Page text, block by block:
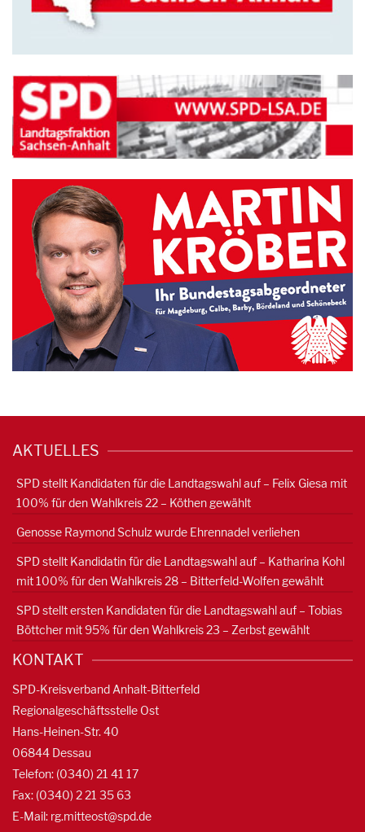
AKTUELLES
SPD stellt Kandidaten für die Landtagswahl auf – Felix Giesa mit
100% für den Wahlkreis 22 – Köthen gewählt
Genosse Raymond Schulz wurde Ehrennadel verliehen
SPD stellt Kandidatin für die Landtagswahl auf – Katharina Kohl
mit 100% für den Wahlkreis 28 – Bitterfeld-Wolfen gewählt
SPD stellt ersten Kandidaten für die Landtagswahl auf – Tobias
Böttcher mit 95% für den Wahlkreis 23 – Zerbst gewählt
KONTAKT
SPD-Kreisverband Anhalt-Bitterfeld
Regionalgeschäftsstelle Ost
Hans-Heinen-Str. 40
06844 Dessau
Telefon: (0340) 21 41 17
Fax: (0340) 2 21 35 63
E-Mail: rg.mitteost@spd.de